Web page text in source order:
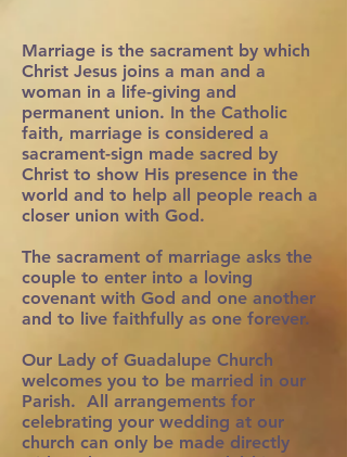
Marriage is the sacrament by which
Christ Jesus joins a man and a
woman in a life-giving and
permanent union. In the Catholic
faith, marriage is considered a
sacrament-sign made sacred by
Christ to show His presence in the
world and to help all people reach a
closer union with God.
The sacrament of marriage asks the
couple to enter into a loving
covenant with God and one another
and to live faithfully as one forever.
Our Lady of Guadalupe Church
welcomes you to be married in our
Parish. All arrangements for
celebrating your wedding at our
church can only be made directly